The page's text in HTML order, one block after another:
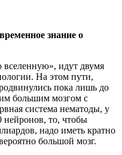
знание о
вселенную», идут двумя
На этом пути,
пока лишь до
большим мозгом с
система нематоды, у
нейронов, то, чтобы
надо иметь кратно
большой мозг.